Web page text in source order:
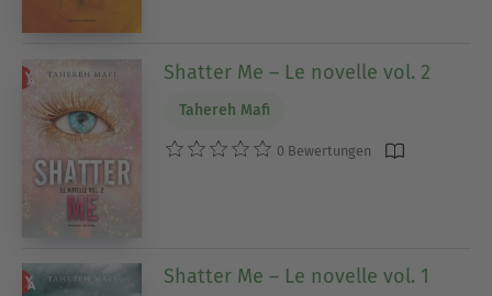
Shatter Me – Le novelle vol. 2
Tahereh Mafi
0 Bewertungen
Shatter Me – Le novelle vol. 1